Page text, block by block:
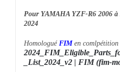
Pour YAMAHA YZF-R6 2006 à
2024
Homologué FIMen comlpétition
_List_2024_v2 | FIM (fim-